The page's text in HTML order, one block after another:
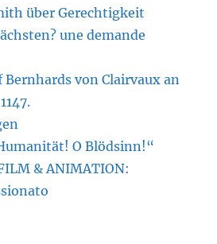
über Gerechtigkeit
une demande
von Clairvaux an
O Blödsinn!“
& ANIMATION: